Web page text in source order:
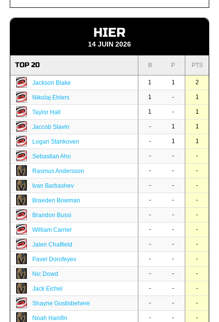
HIER
14 JUIN 2026
TOP 20 B P PTS
Jackson Blake 1 1 2
Nikolaj Ehlers 1 - 1
Taylor Hall 1 - 1
Jaccob Slavin - 1 1
Logan Stankoven - 1 1
Sebastian Aho - - -
Rasmus Andersson - - -
Ivan Barbashev - - -
Braeden Bowman - - -
Brandon Bussi - - -
William Carrier - - -
Jalen Chatfield - - -
Pavel Dorofeyev - - -
Nic Dowd - - -
Jack Eichel - - -
Shayne Gostisbehere - - -
Noah Hanifin - - -